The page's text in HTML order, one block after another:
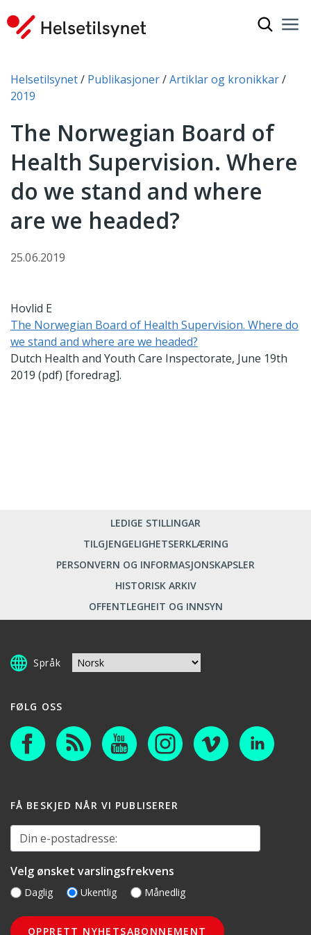
Du er her:
Helsetilsynet Publikasjoner
Artiklar og kronikkar
2019
The Norwegian Board of
Health Supervision. Where
do we stand and where
are we headed?
25.06.2019
Hovlid E
The Norwegian Board of Health Supervision. Where do
we stand and where are we headed?
Dutch Health and Youth Care Inspectorate, June 19th
2019 (pdf) [foredrag].
LEDIGE STILLINGAR
TILGJENGELIGHETSERKLÆRING
PERSONVERN OG INFORMASJONSKAPSLER
HISTORISK ARKIV
OFFENTLEGHEIT OG INNSYN
Språk
FØLG OSS
FÅ BESKJED NÅR VI PUBLISERER
Din e-postadresse:
Velg ønsket varslingsfrekvens
Daglig Ukentlig Månedlig